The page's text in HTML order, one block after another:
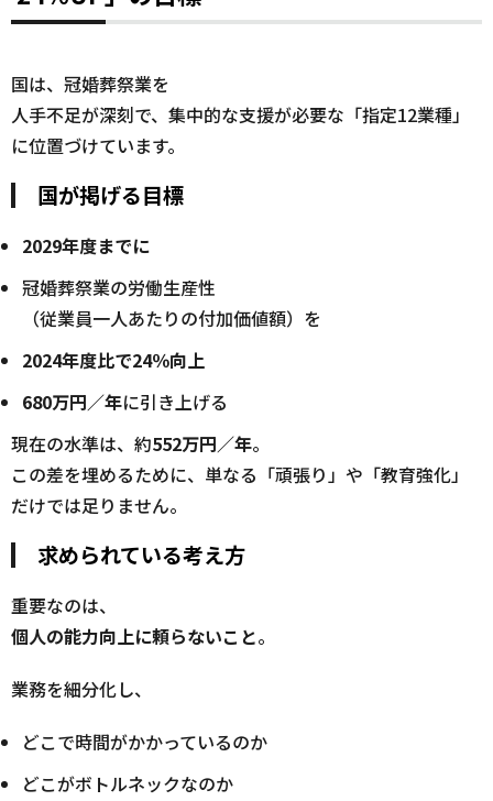
国は、冠婚葬祭業を
人手不足が深刻で、集中的な支援が必要な「指定12業種」
に位置づけています。
国が掲げる目標
2029年度までに
冠婚葬祭業の労働生産性
（従業員一人あたりの付加価値額）を
2024年度比で24％向上
680万円／年に引き上げる
現在の水準は、約552万円／年。
この差を埋めるために、単なる「頑張り」や「教育強化」
だけでは足りません。
求められている考え方
重要なのは、
個人の能力向上に頼らないこと。
業務を細分化し、
どこで時間がかかっているのか
どこがボトルネックなのか